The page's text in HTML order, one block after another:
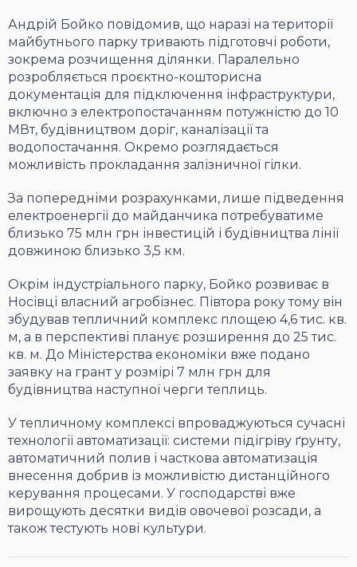
Андрій Бойко повідомив, що наразі на території
майбутнього парку тривають підготовчі роботи,
зокрема розчищення ділянки. Паралельно
розробляється проєктно-кошторисна
документація для підключення інфраструктури,
включно з електропостачанням потужністю до 10
МВт, будівництвом доріг, каналізації та
водопостачання. Окремо розглядається
можливість прокладання залізничної гілки.
За попередніми розрахунками, лише підведення
електроенергії до майданчика потребуватиме
близько 75 млн грн інвестицій і будівництва лінії
довжиною близько 3,5 км.
Окрім індустріального парку, Бойко розвиває в
Носівці власний агробізнес. Півтора року тому він
збудував тепличний комплекс площею 4,6 тис. кв.
м, а в перспективі планує розширення до 25 тис.
кв. м. До Міністерства економіки вже подано
заявку на грант у розмірі 7 млн грн для
будівництва наступної черги теплиць.
У тепличному комплексі впроваджуються сучасні
технології автоматизації: системи підігріву ґрунту,
автоматичний полив і часткова автоматизація
внесення добрив із можливістю дистанційного
керування процесами. У господарстві вже
вирощують десятки видів овочевої розсади, а
також тестують нові культури.